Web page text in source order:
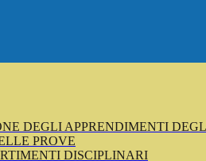
DEGLI APPRENDIMENTI
PROVE
DISCIPLINARI